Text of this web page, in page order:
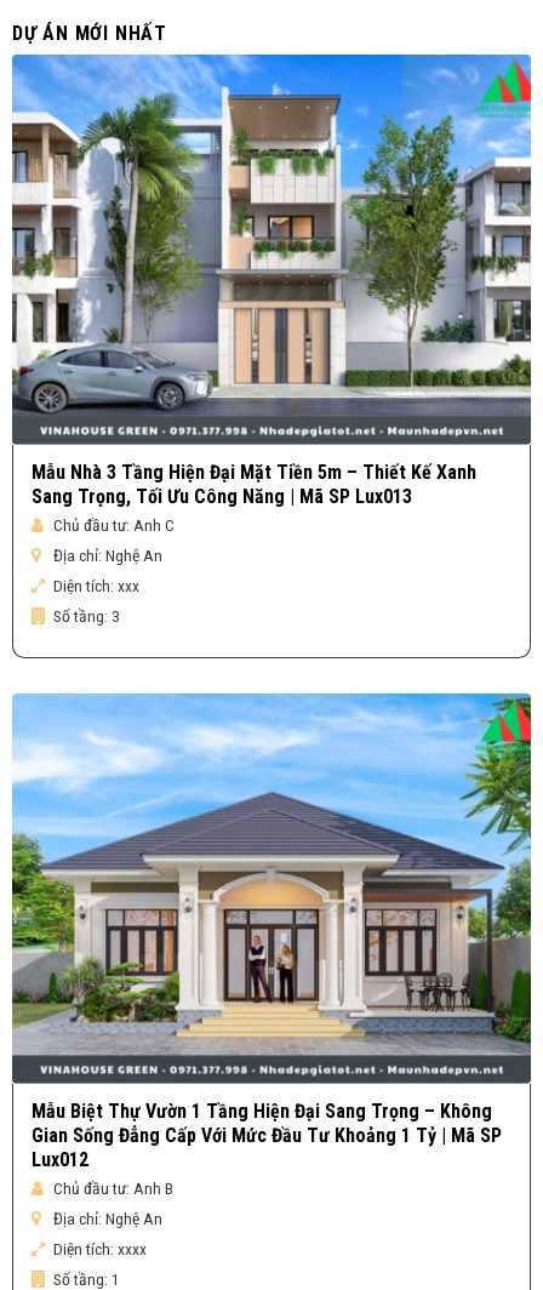
DỰ ÁN MỚI NHẤT
Mẫu Nhà 3 Tầng Hiện Đại Mặt Tiền 5m – Thiết Kế Xanh
Sang Trọng, Tối Ưu Công Năng | Mã SP Lux013
Chủ đầu tư: Anh C
Địa chỉ: Nghệ An
Diện tích: xxx
Số tầng: 3
Mẫu Biệt Thự Vườn 1 Tầng Hiện Đại Sang Trọng – Không
Gian Sống Đẳng Cấp Với Mức Đầu Tư Khoảng 1 Tỷ | Mã SP
Lux012
Chủ đầu tư: Anh B
Địa chỉ: Nghệ An
Diện tích: xxxx
Số tầng: 1